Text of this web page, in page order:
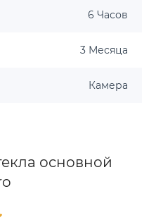
6 Часов
3 Месяца
Камера
основной